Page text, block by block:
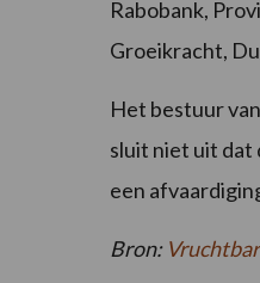
Rabobank,
Groeikracht,
Het bestuur
sluit niet uit dat
een
Bron: